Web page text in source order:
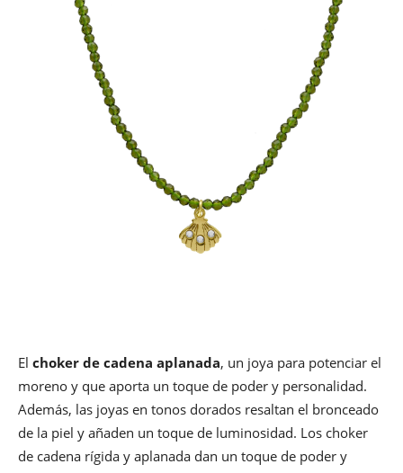
El choker de cadena aplanada, un joya para potenciar el
moreno y que aporta un toque de poder y personalidad.
Además, las joyas en tonos dorados resaltan el bronceado
de la piel y añaden un toque de luminosidad. Los choker
de cadena rígida y aplanada dan un toque de poder y